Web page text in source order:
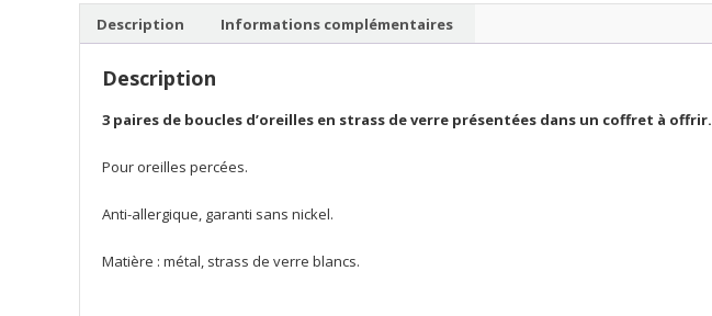
Description Informations complémentaires
Description
3 paires de boucles d’oreilles en strass de verre présentées dans un coffret à offrir.
Pour oreilles percées.
Anti-allergique, garanti sans nickel.
Matière : métal, strass de verre blancs.